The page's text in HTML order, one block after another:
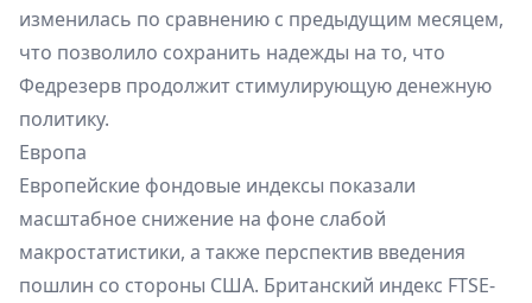
изменилась по сравнению с предыдущим месяцем,
что позволило сохранить надежды на то, что
Федрезерв продолжит стимулирующую денежную
политику.
Европа
Европейские фондовые индексы показали
масштабное снижение на фоне слабой
макростатистики, а также перспектив введения
пошлин со стороны США. Британский индекс FTSE-